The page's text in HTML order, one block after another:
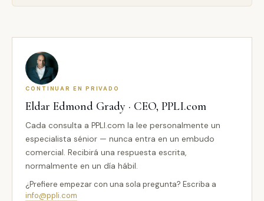
CONTINUAR EN PRIVADO
Eldar Edmond Grady · CEO, PPLI.com
Cada consulta a PPLI.com la lee personalmente un
especialista sénior — nunca entra en un embudo
comercial. Recibirá una respuesta escrita,
normalmente en un día hábil.
¿Prefiere empezar con una sola pregunta? Escriba a
info@ppli.com